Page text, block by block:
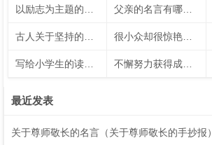
最近发表
关于尊师敬长的名言（关于尊师敬长的手抄报）